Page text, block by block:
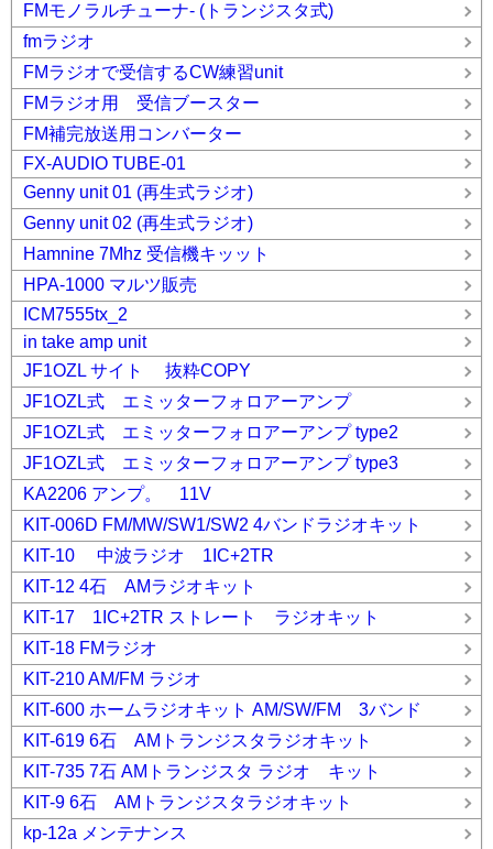
FMモノラルチューナ- (トランジスタ式)
fmラジオ
FMラジオで受信するCW練習unit
FMラジオ用 受信ブースター
FM補完放送用コンバーター
FX-AUDIO TUBE-01
Genny unit 01 (再生式ラジオ)
Genny unit 02 (再生式ラジオ)
Hamnine 7Mhz 受信機キッット
HPA-1000 マルツ販売
ICM7555tx_2
in take amp unit
JF1OZL サイト 抜粋COPY
JF1OZL式 エミッターフォロアーアンプ
JF1OZL式 エミッターフォロアーアンプ type2
JF1OZL式 エミッターフォロアーアンプ type3
KA2206 アンプ。 11V
KIT-006D FM/MW/SW1/SW2 4バンドラジオキット
KIT-10 中波ラジオ 1IC+2TR
KIT-12 4石 AMラジオキット
KIT-17 1IC+2TR ストレート ラジオキット
KIT-18 FMラジオ
KIT-210 AM/FM ラジオ
KIT-600 ホームラジオキット AM/SW/FM 3バンド
KIT-619 6石 AMトランジスタラジオキット
KIT-735 7石 AMトランジスタ ラジオ キット
KIT-9 6石 AMトランジスタラジオキット
kp-12a メンテナンス